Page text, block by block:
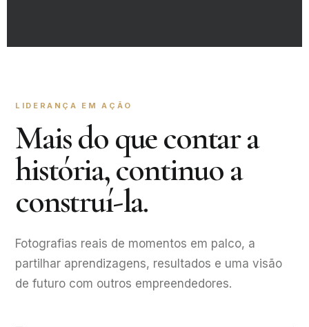
LIDERANÇA EM AÇÃO
Mais do que contar a
história, continuo a
construí-la.
Fotografias reais de momentos em palco, a
partilhar aprendizagens, resultados e uma visão
de futuro com outros empreendedores.